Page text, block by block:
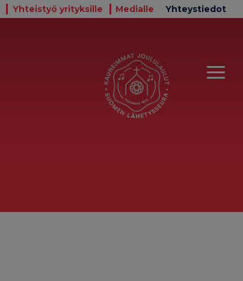
Yhteistyö yrityksille Medialle Yhteystiedot